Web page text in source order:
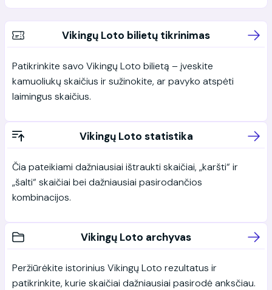
Vikingų Loto bilietų tikrinimas
Patikrinkite savo Vikingų Loto bilietą – įveskite
kamuoliukų skaičius ir sužinokite, ar pavyko atspėti
laimingus skaičius.
Vikingų Loto statistika
Čia pateikiami dažniausiai ištraukti skaičiai, „karšti“ ir
„šalti“ skaičiai bei dažniausiai pasirodančios
kombinacijos.
Vikingų Loto archyvas
Peržiūrėkite istorinius Vikingų Loto rezultatus ir
patikrinkite, kurie skaičiai dažniausiai pasirodė anksčiau.